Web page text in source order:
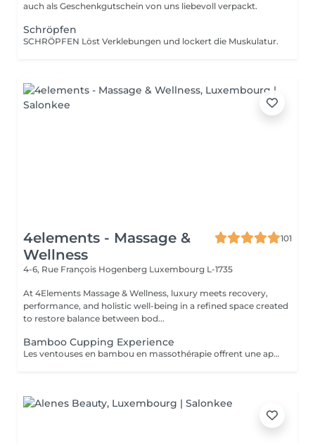
auch als Geschenkgutschein von uns liebevoll verpackt.
Schröpfen
SCHRÖPFEN Löst Verklebungen und lockert die Muskulatur.
4elements - Massage &
Wellness
101
4-6, Rue François Hogenberg Luxembourg L-1735
At 4Elements Massage & Wellness, luxury meets recovery,
performance, and holistic well-being in a refined space created
to restore balance between bod...
Bamboo Cupping Experience
Les ventouses en bambou en massothérapie offrent une approche naturelle, douce et non invasive pour le soin du corps Elles agissent en profondeur tout en respectant les tissus, sans provoquer de douleur ni de marques. Bienfaits principaux : Stimulent la microcirculation sanguine et améliorent l'oxygénation des tissus Favorisent la récupération musculaire et réduisent les tensions, notamment au niveau du dos et de la nuque Produisent un effet de drainage lymphatique, aidant à diminuer les dèmes Améliorent la tonicité et l'élasticité de la peau Induisent une relaxation profonde, bénéfique en cas de stress Grâce aux propriétés naturelles du bambou, le massage se caractérise par un glissement fluide et une pression maîtrisée, garantissant un soin confortable et non traumatique. Contre-indications : Affections cutanées inflammatoires, varices, hypertension artérielle sévère, fragilité vasculaire.